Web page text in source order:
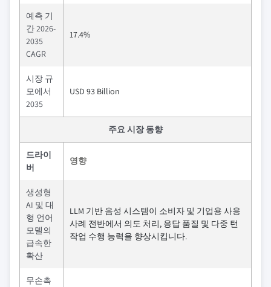
예측 기
간 2026-
2035
CAGR
17.4%
시장 규
모에서
2035
USD 93 Billion
주요 시장 동향
드라이
버
영향
생성형
AI 및 대
형 언어
모델의
급속한
확산
LLM 기반 음성 시스템이 소비자 및 기업용 사용
사례 전반에서 의도 처리, 응답 품질 및 다중 턴
작업 수행 능력을 향상시킵니다.
무손촉